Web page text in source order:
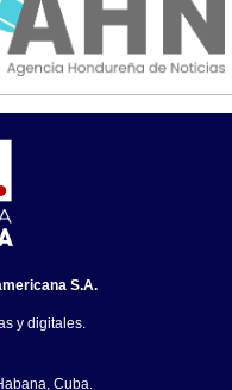
S.A.
y digitales.
Cuba.